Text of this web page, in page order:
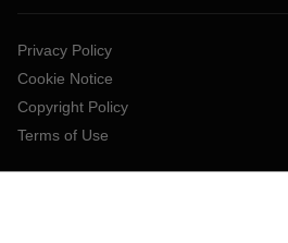
Privacy Policy
Cookie Notice
Copyright Policy
Terms of Use